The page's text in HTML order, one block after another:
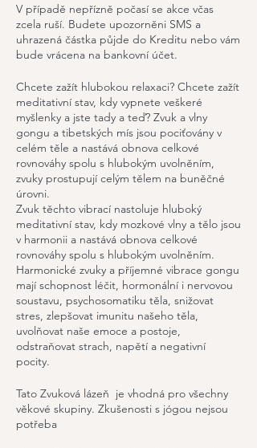
V případě nepřízně počasí se akce včas
zcela ruší. Budete upozorněni SMS a
uhrazená částka půjde do Kreditu nebo vám
bude vrácena na bankovní účet.
Chcete zažít hlubokou relaxaci? Chcete zažít
meditativní stav, kdy vypnete veškeré
myšlenky a jste tady a teď? Zvuk a vlny
gongu a tibetských mís jsou pociťovány v
celém těle a nastává obnova celkové
rovnováhy spolu s hlubokým uvolněním,
zvuky prostupují celým tělem na buněčné
úrovni.
Zvuk těchto vibrací nastoluje hluboký
meditativní stav, kdy mozkové vlny a tělo jsou
v harmonii a nastává obnova celkové
rovnováhy spolu s hlubokým uvolněním.
Harmonické zvuky a příjemné vibrace gongu
mají schopnost léčit, hormonální i nervovou
soustavu, psychosomatiku těla, snižovat
stres, zlepšovat imunitu našeho těla,
uvolňovat naše emoce a postoje,
odstraňovat strach, napětí a negativní
pocity.
Tato Zvuková lázeň je vhodná pro všechny
věkové skupiny. Zkušenosti s jógou nejsou
potřeba